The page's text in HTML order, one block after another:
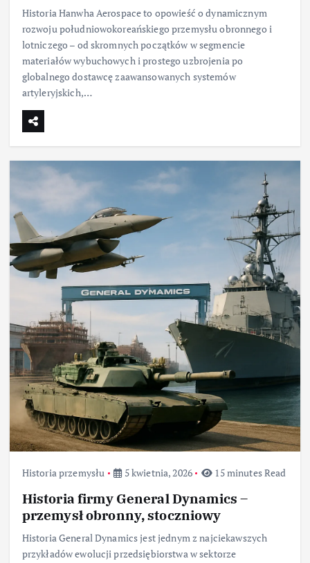
Historia Hanwha Aerospace to opowieść o dynamicznym
rozwoju południowokoreańskiego przemysłu obronnego i
lotniczego – od skromnych początków w segmencie
materiałów wybuchowych i prostego uzbrojenia po
globalnego dostawcę zaawansowanych systemów
artyleryjskich,…
Historia przemysłu 5 kwietnia, 2026 15 minutes Read
Historia firmy General Dynamics –
przemysł obronny, stoczniowy
Historia General Dynamics jest jednym z najciekawszych
przykładów ewolucji przedsiębiorstwa w sektorze